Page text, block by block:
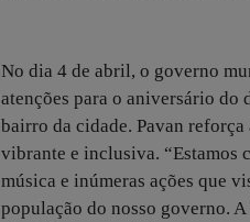
No dia 4 de abril, o governo
atenções para o aniversário
bairro da cidade. Pavan
vibrante e inclusiva. “Estamos
música e inúmeras ações que
população do nosso governo.